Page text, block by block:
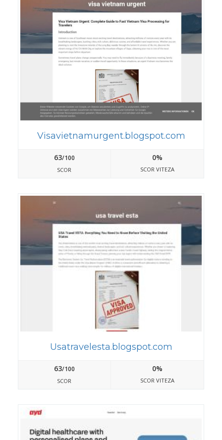
Visavietnamurgent.blogspot.com
63/100
SCOR
0%
SCOR VITEZA
Usatravelesta.blogspot.com
63/100
SCOR
0%
SCOR VITEZA